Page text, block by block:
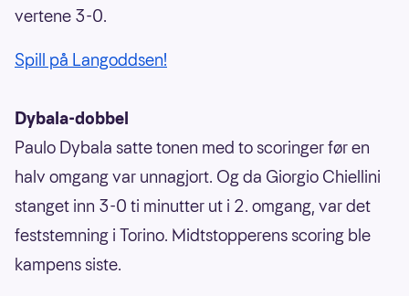
vertene 3-0.
Spill på Langoddsen!
Dybala-dobbel
Paulo Dybala satte tonen med to scoringer før en
halv omgang var unnagjort. Og da Giorgio Chiellini
stanget inn 3-0 ti minutter ut i 2. omgang, var det
feststemning i Torino. Midtstopperens scoring ble
kampens siste.